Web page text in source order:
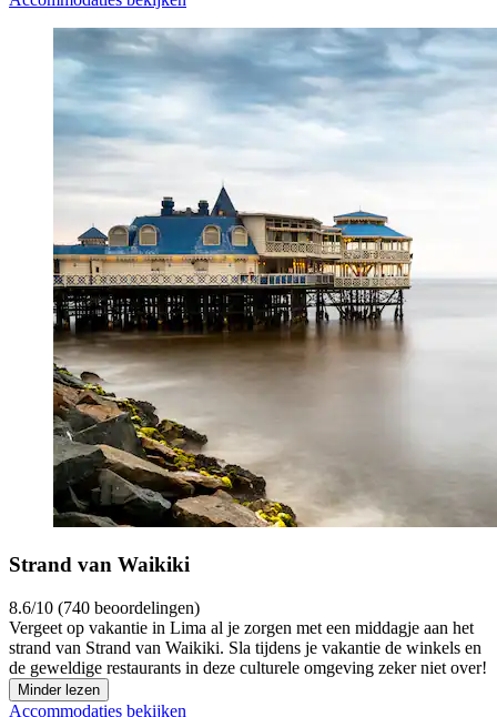
Strand van Waikiki
8.6/10 (740 beoordelingen)
Vergeet op vakantie in Lima al je zorgen met een middagje aan het
strand van Strand van Waikiki. Sla tijdens je vakantie de winkels en
de geweldige restaurants in deze culturele omgeving zeker niet over!
Minder lezen
Accommodaties bekijken